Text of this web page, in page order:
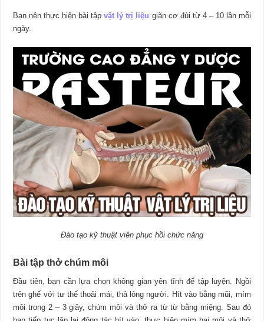
Bạn nên thực hiện bài tậpvật lý trị liệu giãn cơ đùi từ 4 – 10 lần mỗi
ngày.
Đào tạo kỹ thuật viên phục hồi chức năng
Bài tập thở chúm môi
Đầu tiên, bạn cần lựa chọn không gian yên tĩnh để tập luyện. Ngồi
trên ghế với tư thế thoải mái, thả lỏng người. Hít vào bằng mũi, mím
môi trong 2 – 3 giây, chúm môi và thở ra từ từ bằng miệng. Sau đó